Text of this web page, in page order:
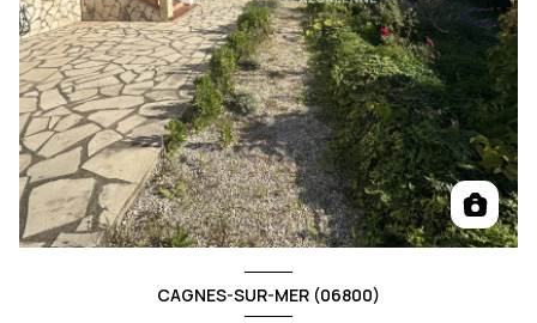
CAGNES-SUR-MER (06800)